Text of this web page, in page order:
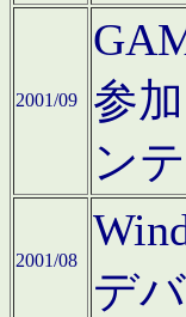
2001/09
参
ン
2001/08
デ